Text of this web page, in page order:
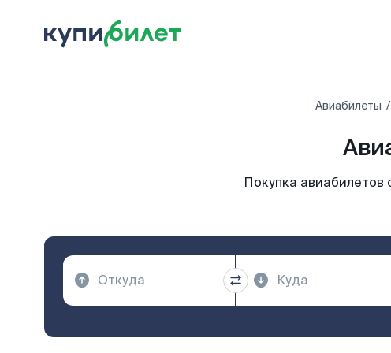
Авиабилеты
Покупка авиабилетов